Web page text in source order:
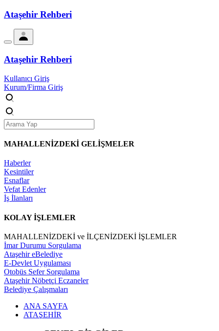
Ataşehir Rehberi
Ataşehir Rehberi
Kullanıcı Giriş
Kurum/Firma Giriş
MAHALLENİZDEKİ GELİŞMELER
Haberler
Kesintiler
Esnaflar
Vefat Edenler
İş İlanları
KOLAY İŞLEMLER
MAHALLENİZDEKİ ve İLÇENİZDEKİ İŞLEMLER
İmar Durumu Sorgulama
Ataşehir eBelediye
E-Devlet Uygulaması
Otobüs Sefer Sorgulama
Ataşehir Nöbetçi Eczaneler
Belediye Çalışmaları
ANA SAYFA
ATAŞEHİR